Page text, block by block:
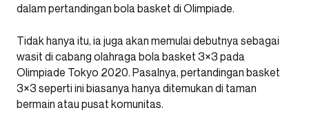
dalam pertandingan bola basket di Olimpiade.
Tidak hanya itu, ia juga akan memulai debutnya sebagai
wasit di cabang olahraga bola basket 3×3 pada
Olimpiade Tokyo 2020. Pasalnya, pertandingan basket
3×3 seperti ini biasanya hanya ditemukan di taman
bermain atau pusat komunitas.